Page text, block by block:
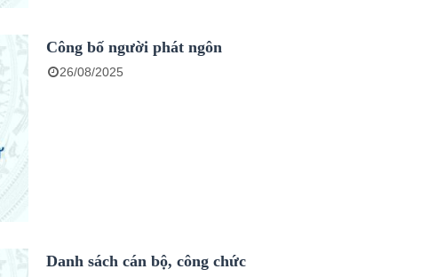
Công bố người phát ngôn
26/08/2025
Danh sách cán bộ, công chức